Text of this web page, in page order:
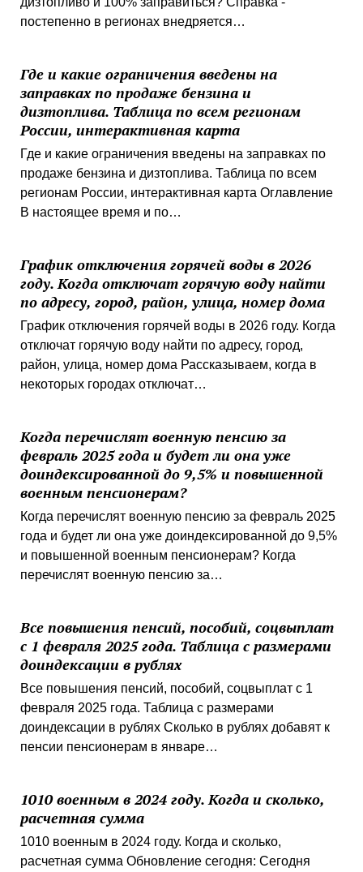
постепенно в регионах внедряется…
Где и какие ограничения введены на
заправках по продаже бензина и
дизтоплива. Таблица по всем регионам
России, интерактивная карта
Где и какие ограничения введены на заправках по
продаже бензина и дизтоплива. Таблица по всем
регионам России, интерактивная карта Оглавление
В настоящее время и по…
График отключения горячей воды в 2026
году. Когда отключат горячую воду найти
по адресу, город, район, улица, номер дома
График отключения горячей воды в 2026 году. Когда
отключат горячую воду найти по адресу, город,
район, улица, номер дома Рассказываем, когда в
некоторых городах отключат…
Когда перечислят военную пенсию за
февраль 2025 года и будет ли она уже
доиндексированной до 9,5% и повышенной
военным пенсионерам?
Когда перечислят военную пенсию за февраль 2025
года и будет ли она уже доиндексированной до 9,5%
и повышенной военным пенсионерам? Когда
перечислят военную пенсию за…
Все повышения пенсий, пособий, соцвыплат
с 1 февраля 2025 года. Таблица с размерами
доиндексации в рублях
Все повышения пенсий, пособий, соцвыплат с 1
февраля 2025 года. Таблица с размерами
доиндексации в рублях Сколько в рублях добавят к
пенсии пенсионерам в январе…
1010 военным в 2024 году. Когда и сколько,
расчетная сумма
1010 военным в 2024 году. Когда и сколько,
расчетная сумма Обновление сегодня: Сегодня